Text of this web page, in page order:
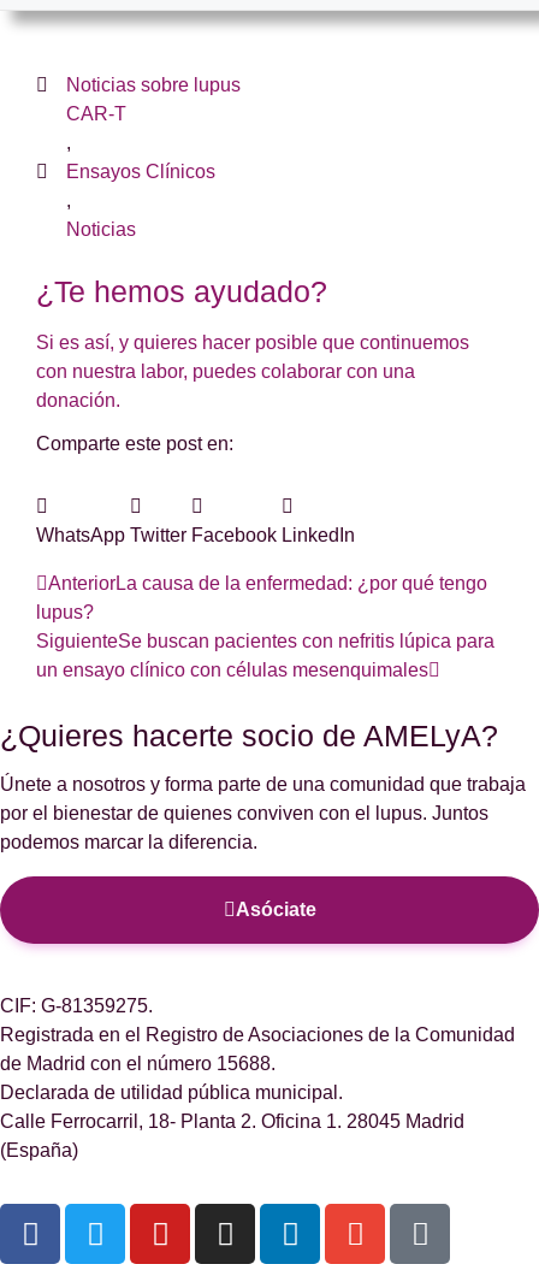
Noticias sobre lupus
CAR-T
,
Ensayos Clínicos
,
Noticias
¿Te hemos ayudado?
Si es así, y quieres hacer posible que continuemos
con nuestra labor, puedes colaborar con una
donación.
Comparte este post en:
WhatsApp Twitter Facebook LinkedIn
AnteriorLa causa de la enfermedad: ¿por qué tengo
lupus?
SiguienteSe buscan pacientes con nefritis lúpica para
un ensayo clínico con células mesenquimales
¿Quieres hacerte socio de AMELyA?
Únete a nosotros y forma parte de una comunidad que trabaja
por el bienestar de quienes conviven con el lupus. Juntos
podemos marcar la diferencia.
Asóciate
CIF: G-81359275.
Registrada en el Registro de Asociaciones de la Comunidad
de Madrid con el número 15688.
Declarada de utilidad pública municipal.
Calle Ferrocarril, 18- Planta 2. Oficina 1. 28045 Madrid
(España)